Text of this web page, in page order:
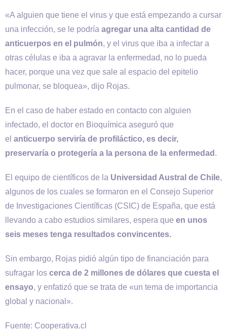
«A alguien que tiene el virus y que está empezando a cursar
una infección, se le podría agregar una alta cantidad de
anticuerpos en el pulmón, y el virus que iba a infectar a
otras células e iba a agravar la enfermedad, no lo pueda
hacer, porque una vez que sale al espacio del epitelio
pulmonar, se bloquea», dijo Rojas.
En el caso de haber estado en contacto con alguien
infectado, el doctor en Bioquímica aseguró que
el anticuerpo serviría de profiláctico, es decir,
preservaría o protegería a la persona de la enfermedad .
El equipo de científicos de la Universidad Austral de Chile,
algunos de los cuales se formaron en el Consejo Superior
de Investigaciones Científicas (CSIC) de España, que está
llevando a cabo estudios similares, espera que en unos
seis meses tenga resultados convincentes.
Sin embargo, Rojas pidió algún tipo de financiación para
sufragar los cerca de 2 millones de dólares que cuesta el
ensayo, y enfatizó que se trata de «un tema de importancia
global y nacional».
Fuente: Cooperativa.cl